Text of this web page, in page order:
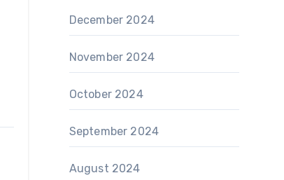
December 2024
November 2024
October 2024
September 2024
August 2024